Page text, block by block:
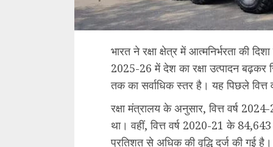
भारत ने रक्षा क्षेत्र में आत्मनिर्भरता की
2025-26 में देश का रक्षा उत्पादन
तक का सर्वाधिक स्तर है। यह पिछले वित्त
रक्षा मंत्रालय के अनुसार, वित्त वर्ष
था। वहीं, वित्त वर्ष 2020-21 के
प्रतिशत से अधिक की वृद्धि दर्ज की गई